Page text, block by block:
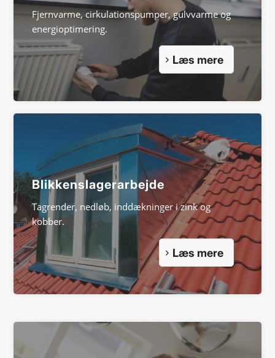
Fjernvarme, cirkulationspumper, gulvvarme og
energioptimering.
Læs mere
Blikkenslager­arbejde
Tagrender, nedløb, inddækninger i zink og
kobber.
Læs mere